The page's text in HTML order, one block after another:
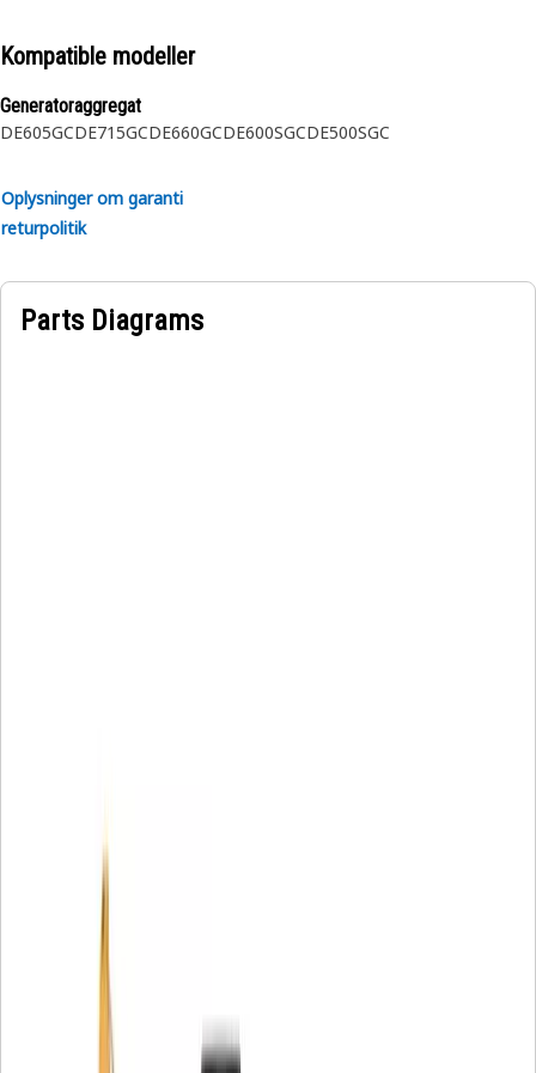
Kompatible modeller
Generatoraggregat
DE605GCDE715GCDE660GCDE600SGCDE500SGC
Oplysninger om garanti
returpolitik
Parts Diagrams